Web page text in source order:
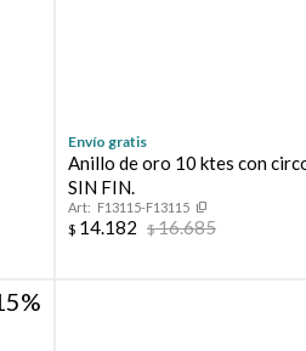
Envío gratis
Anillo de oro 10 ktes con
SIN FIN.
F13115-F13115
$ 14.182 $16.685